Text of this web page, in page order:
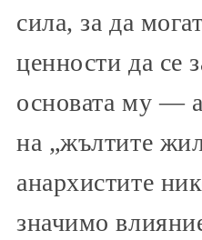
сила, за да
ценности да се
основата му —
на „жълтите
анархистите
значимо